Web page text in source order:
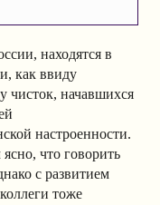
находятся в
как ввиду
чисток, начавшихся
настроенности.
что говорить
с развитием
тоже